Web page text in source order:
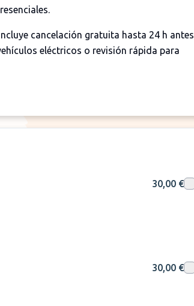
cancelación gratuita hasta 24 h antes
eléctricos o revisión rápida para
30,00 €
30,00 €